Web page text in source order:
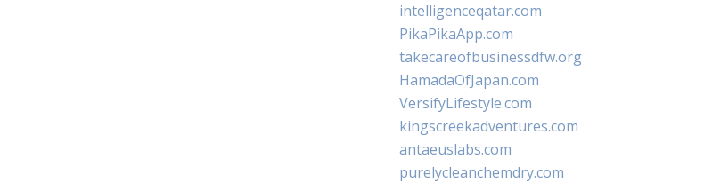
intelligenceqatar.com
PikaPikaApp.com
takecareofbusinessdfw.org
HamadaOfJapan.com
VersifyLifestyle.com
kingscreekadventures.com
antaeuslabs.com
purelycleanchemdry.com